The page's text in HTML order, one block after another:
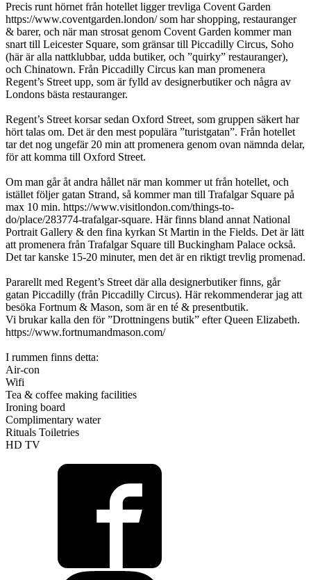
Precis runt hörnet från hotellet ligger trevliga Covent Garden
https://www.coventgarden.london/ som har shopping, restauranger
& barer, och när man strosat genom Covent Garden kommer man
snart till Leicester Square, som gränsar till Piccadilly Circus, Soho
(här är alla nattklubbar, udda butiker, och ”quirky” restauranger),
och Chinatown. Från Piccadilly Circus kan man promenera
Regent’s Street upp, som är fylld av designerbutiker och några av
Londons bästa restauranger.
Regent’s Street korsar sedan Oxford Street, som gruppen säkert har
hört talas om. Det är den mest populära ”turistgatan”. Från hotellet
tar det nog ungefär 20 min att promenera genom ovan nämnda delar,
för att komma till Oxford Street.
Om man går åt andra hållet när man kommer ut från hotellet, och
istället följer gatan Strand, så kommer man till Trafalgar Square på
max 10 min. https://www.visitlondon.com/things-to-
do/place/283774-trafalgar-square. Här finns bland annat National
Portrait Gallery & den fina kyrkan St Martin in the Fields. Det är lätt
att promenera från Trafalgar Square till Buckingham Palace också.
Det tar kanske 15-20 minuter, men det är en riktigt trevlig promenad.
Pararellt med Regent’s Street där alla designerbutiker finns, går
gatan Piccadilly (från Piccadilly Circus). Här rekommenderar jag att
besöka Fortnum & Mason, som är en té & presentbutik.
Vi brukar kalla den för ”Drottningens butik” efter Queen Elizabeth.
https://www.fortnumandmason.com/
I rummen finns detta:
Air-con
Wifi
Tea & coffee making facilities
Ironing board
Complimentary water
Rituals Toiletries
HD TV